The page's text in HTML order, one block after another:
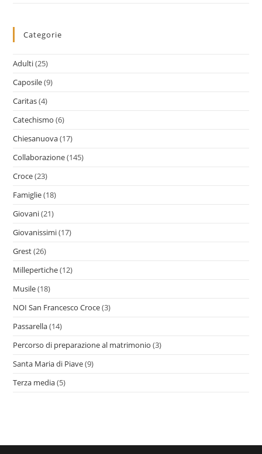
Categorie
Adulti(25)
Caposile(9)
Caritas(4)
Catechismo (6)
Chiesanuova(17)
Collaborazione(145)
Croce(23)
Famiglie(18)
Giovani(21)
Giovanissimi(17)
Grest(26)
Millepertiche(12)
Musile(18)
NOI San Francesco Croce(3)
Passarella(14)
Percorso di preparazione al matrimonio (3)
Santa Maria di Piave(9)
Terza media(5)